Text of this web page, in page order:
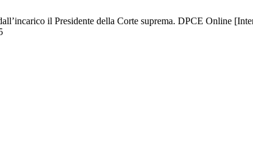
il Presidente della Corte suprema. DPCE Online